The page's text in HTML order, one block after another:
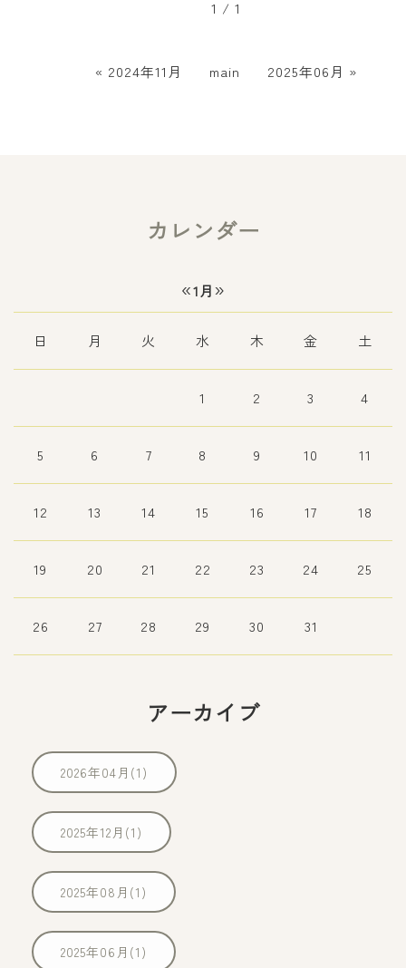
カレンダー
«1月 »
日 月 火 水 木 金 土
1 2 3 4
5 6 7 8 9 10 11
12 13 14 15 16 17 18
19 20 21 22 23 24 25
26 27 28 29 30 31
アーカイブ
2026年04月(1)
2025年12月(1)
2025年08月(1)
2025年06月(1)
1 / 1
« 2024年11月 main 2025年06月 »